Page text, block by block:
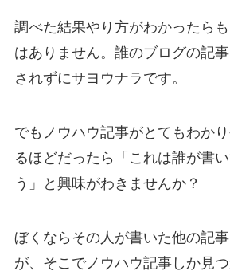
調べた結果やり方がわかったら
はありません。誰のブログの記
されずにサヨウナラです。
でもノウハウ記事がとてもわか
るほどだったら「これは誰が書
う」と興味がわきませんか？
ぼくならその人が書いた他の記事
が、そこでノウハウ記事しか見